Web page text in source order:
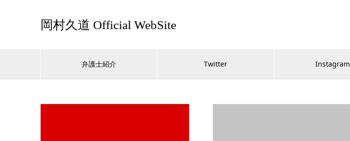
岡村久道 Official WebSite
弁護士紹介 Twitter Instagram